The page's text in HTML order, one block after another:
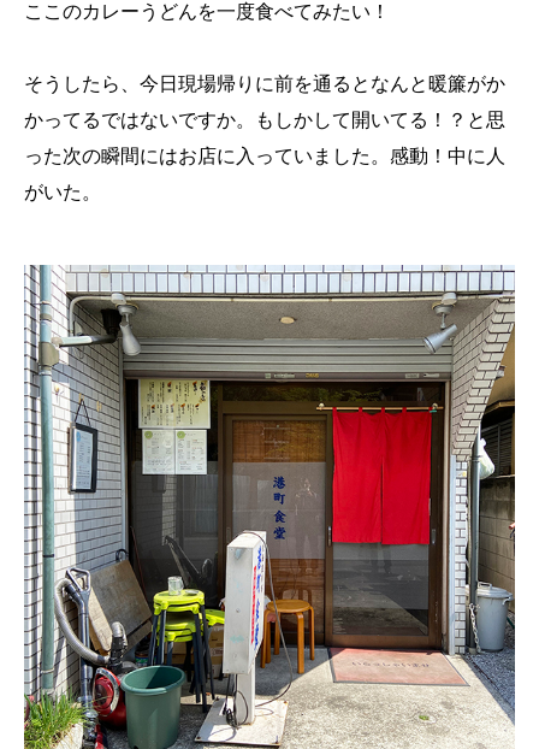
ここのカレーうどんを一度食べてみたい！
そうしたら、今日現場帰りに前を通るとなんと暖簾がか
かってるではないですか。もしかして開いてる！？と思
った次の瞬間にはお店に入っていました。感動！中に人
がいた。